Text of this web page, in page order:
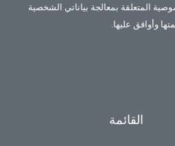
المتعلقة بمعالجة بياناتي الشخصية
وأوافق عليها.
القائمة